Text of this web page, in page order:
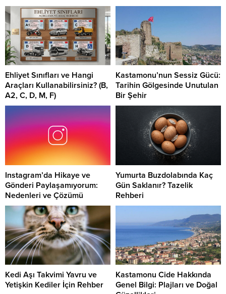
Ehliyet Sınıfları ve Hangi
Araçları Kullanabilirsiniz? (B,
A2, C, D, M, F)
Kastamonu’nun Sessiz Gücü:
Tarihin Gölgesinde Unutulan
Bir Şehir
Instagram’da Hikaye ve
Gönderi Paylaşamıyorum:
Nedenleri ve Çözümü
Yumurta Buzdolabında Kaç
Gün Saklanır? Tazelik
Rehberi
Kedi Aşı Takvimi Yavru ve
Yetişkin Kediler İçin Rehber
Kastamonu Cide Hakkında
Genel Bilgi: Plajları ve Doğal